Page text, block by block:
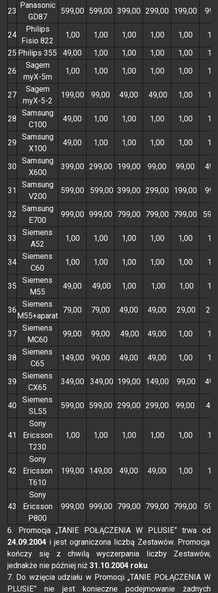
23
Panasonic
GD87
599,00 599,00 399,00 299,00 199,00
24
Philips
Fisio 822
1,00 1,00 1,00 1,00 1,00
25 Philips 355 49,00 1,00 1,00 1,00 1,00
26
Sagem
myX-5m
1,00 1,00 1,00 1,00 1,00
27
Sagem
myX-5-2
199,00 99,00 49,00 49,00 1,00
28
Samsung
C100
49,00 1,00 1,00 1,00 1,00
29
Samsung
X100
49,00 1,00 1,00 1,00 1,00
30
Samsung
X600
399,00 299,00 199,00 99,00 99,00
31
Samsung
V200
599,00 599,00 399,00 299,00 199,00
32
Samsung
E700
999,00 999,00 799,00 799,00 799,00
33
Siemens
A52
1,00 1,00 1,00 1,00 1,00
34
Siemens
C60
1,00 1,00 1,00 1,00 1,00
35
Siemens
M55
49,00 49,00 1,00 1,00 1,00
36
Siemens
M55+aparat
79,00 79,00 49,00 49,00 29,00
37
Siemens
MC60
99,00 99,00 49,00 49,00 1,00
38
Siemens
C65
149,00 99,00 49,00 49,00 1,00
39
Siemens
CX65
349,00 349,00 199,00 149,00 99,00
40
Siemens
SL55
599,00 599,00 299,00 299,00 99,00
41
Sony
Ericsson
T230
1,00 1,00 1,00 1,00 1,00
42
Sony
Ericsson
T610
199,00 149,00 49,00 49,00 1,00
43
Sony
Ericsson
P800
999,00 999,00 799,00 799,00 799,00
6. Promocja „TANIE POŁĄCZENIA W PLUSIE” trwa od
24.09.2004 i jest ograniczona liczbą Zestawów. Promocja
kończy się z chwilą wyczerpania liczby Zestawów,
jednakże nie później niż 31.10.2004 roku.
7. Do wzięcia udziału w Promocji „TANIE POŁĄCZENIA W
PLUSIE” nie jest konieczne podejmowanie żadnych